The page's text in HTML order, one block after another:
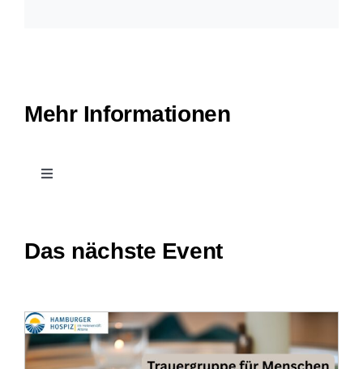
Mehr Informationen
Toggle
Stellenangebote
Das nächste Event